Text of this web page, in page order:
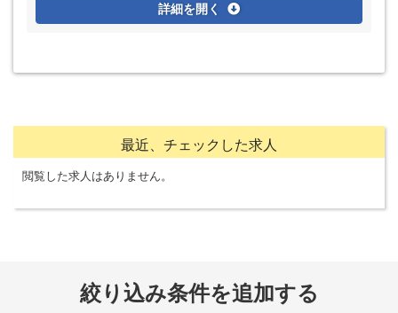
詳細を開く
最近、チェックした求人
閲覧した求人はありません。
絞り込み条件を追加する